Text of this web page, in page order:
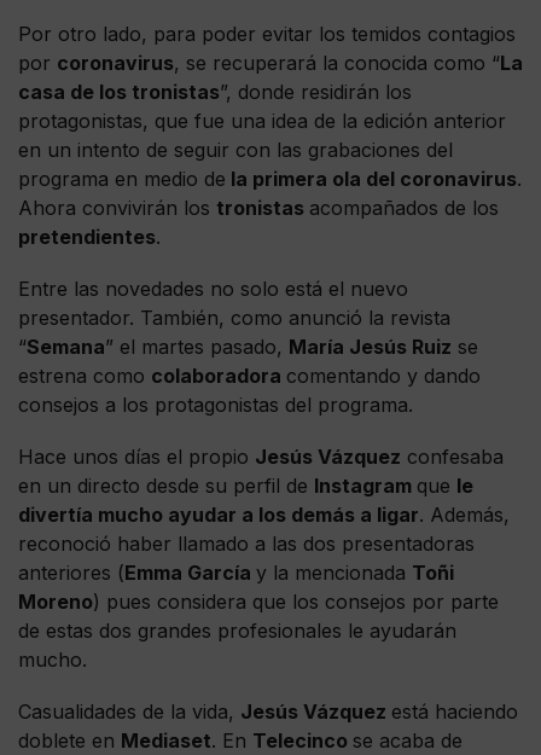
Por otro lado, para poder evitar los temidos contagios
por coronavirus, se recuperará la conocida como “La
casa de los tronistas”, donde residirán los
protagonistas, que fue una idea de la edición anterior
en un intento de seguir con las grabaciones del
programa en medio de la primera ola del coronavirus.
Ahora convivirán los tronistas acompañados de los
pretendientes.
Entre las novedades no solo está el nuevo
presentador. También, como anunció la revista
“Semana” el martes pasado, María Jesús Ruiz se
estrena como colaboradora comentando y dando
consejos a los protagonistas del programa.
Hace unos días el propio Jesús Vázquez confesaba
en un directo desde su perfil de Instagram que le
divertía mucho ayudar a los demás a ligar. Además,
reconoció haber llamado a las dos presentadoras
anteriores (Emma García y la mencionada Toñi
Moreno) pues considera que los consejos por parte
de estas dos grandes profesionales le ayudarán
mucho.
Casualidades de la vida, Jesús Vázquez está haciendo
doblete en Mediaset. En Telecinco se acaba de